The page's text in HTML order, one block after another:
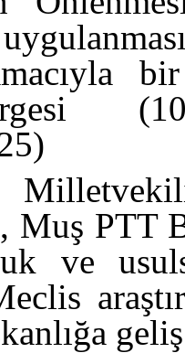
PTT
ve